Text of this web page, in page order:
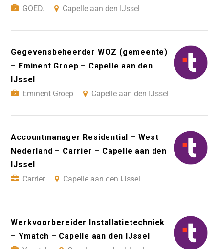
GOED.
Capelle aan den IJssel
Gegevensbeheerder WOZ (gemeente)
– Eminent Groep – Capelle aan den
IJssel
Eminent Groep
Capelle aan den IJssel
Accountmanager Residential – West
Nederland – Carrier – Capelle aan den
IJssel
Carrier
Capelle aan den IJssel
Werkvoorbereider Installatietechniek
– Ymatch – Capelle aan den IJssel